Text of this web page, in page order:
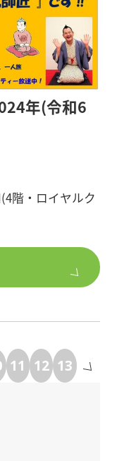
た暮らしができ
した。
プのアパー
。
年(令和6
階・ロイヤルク
員/8,000円
メインパーソナ
師匠』です!
11 12 13